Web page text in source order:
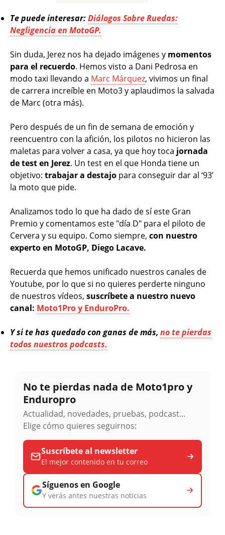
Te puede interesar:Diálogos Sobre Ruedas:
Negligencia en MotoGP.
Sin duda, Jerez nos ha dejado imágenes y momentos
para el recuerdo. Hemos visto a Dani Pedrosa en
modo taxi llevando a Marc Márquez, vivimos un final
de carrera increíble en Moto3 y aplaudimos la salvada
de Marc (otra más).
Pero después de un fin de semana de emoción y
reencuentro con la afición, los pilotos no hicieron las
maletas para volver a casa, ya que hoy toca jornada
de test en Jerez. Un test en el que Honda tiene un
objetivo: trabajar a destajo para conseguir dar al ‘93’
la moto que pide.
Analizamos todo lo que ha dado de sí este Gran
Premio y comentamos este "día D" para el piloto de
Cervera y su equipo. Como siempre, con nuestro
experto en MotoGP, Diego Lacave.
Recuerda que hemos unificado nuestros canales de
Youtube, por lo que si no quieres perderte ninguno
de nuestros vídeos, suscríbete a nuestro nuevo
canal: Moto1Pro y EnduroPro.
Y si te has quedado con ganas de más, no te pierdas
todos nuestros podcasts.
No te pierdas nada de Moto1pro y
Enduropro
Actualidad, novedades, pruebas, podcast...
Elige cómo quieres seguirnos:
Suscríbete al newsletter
El mejor contenido en tu correo
Síguenos en Google
Y verás antes nuestras noticias